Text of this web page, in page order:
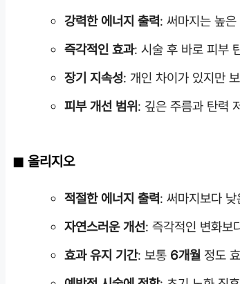
강력한 에너지 출력: 써마지는 높
즉각적인 효과: 시술 후 바로 피부
장기 지속성: 개인 차이가 있지만
피부 개선 범위: 깊은 주름과 탄력
올리지오
적절한 에너지 출력: 써마지보다
자연스러운 개선: 즉각적인 변화보
효과 유지 기간: 보통 6개월 정도